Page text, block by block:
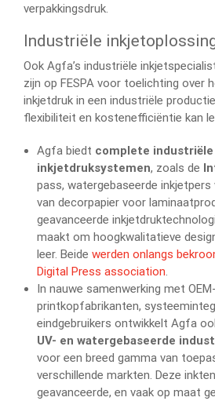
verpakkingsdruk.
Industriële
Ook Agfa’s industriële
zijn op FESPA voor toelichting over
inkjetdruk in een industriële
flexibiliteit en kostenefficiëntie kan
Agfa biedt complete industriële
inkjetdruksystemen, zoals de
pass, watergebaseerde
van decorpapier voor
geavanceerde
maakt om hoogkwalitatieve
leer. Beide werden onlangs
Digital Press association.
In nauwe samenwerking met
printkopfabrikanten,
eindgebruikers ontwikkelt Agfa
UV- en watergebaseerde
voor een breed gamma van
verschillende markten. Deze
geavanceerde, en vaak op maat